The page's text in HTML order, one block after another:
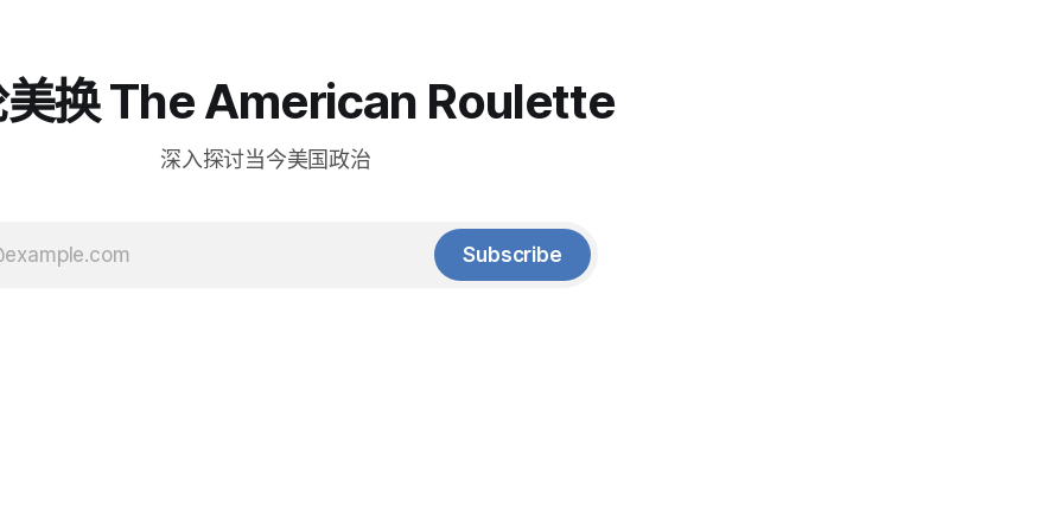
换 The American Roulette
深入探讨当今美国政治
Subscribe